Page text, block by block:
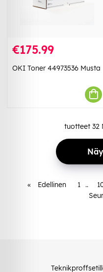
€175.99
OKI Toner 44973536 Musta
tuotteet 32
« Edellinen 1 ..